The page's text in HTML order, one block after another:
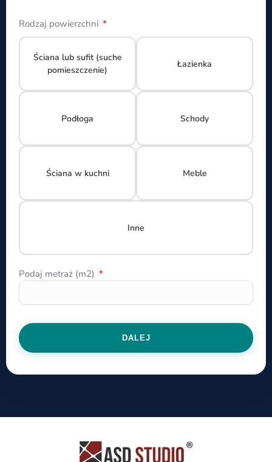
Rodzaj powierzchni
Ściana lub sufit (suche
pomieszczenie)
Łazienka
Podłoga Schody
Ściana w kuchni Meble
Inne
Podaj metraż (m2)
DALEJ